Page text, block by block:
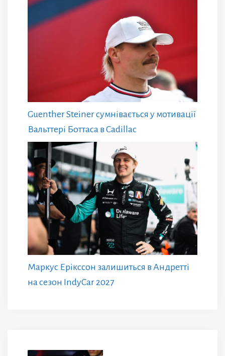
Guenther Steiner сумнівається у мотивації
Вальттері Боттаса в Cadillac
Маркус Ерікссон залишиться в Андретті
на сезон IndyCar 2027